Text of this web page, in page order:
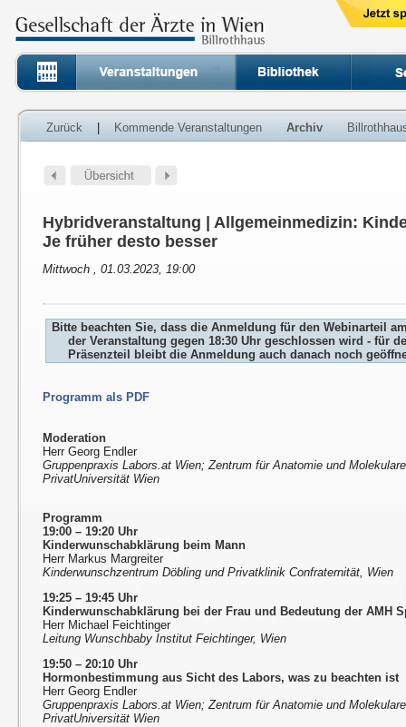
Zurück Kommende Veranstaltungen Archiv
Hybridveranstaltung | Allgemeinmedizin:
Je früher desto besser
Mittwoch , 01.03.2023, 19:00
Bitte beachten Sie, dass die Anmeldung für den Webinarteil
der Veranstaltung gegen 18:30 Uhr geschlossen wird - für
Präsenzteil bleibt die Anmeldung auch danach noch
Programm als PDF
Moderation
Herr Georg Endler
Gruppenpraxis Labors.at Wien; Zentrum für Anatomie und
PrivatUniversität Wien
Programm
19:00 – 19:20 Uhr
Kinderwunschabklärung beim Mann
Herr Markus Margreiter
Kinderwunschzentrum Döbling und Privatklinik Confraternität, Wien
19:25 – 19:45 Uhr
Kinderwunschabklärung bei der Frau und Bedeutung der AMH
Herr Michael Feichtinger
Leitung Wunschbaby Institut Feichtinger, Wien
19:50 – 20:10 Uhr
Hormonbestimmung aus Sicht des Labors, was zu beachten ist
Herr Georg Endler
Gruppenpraxis Labors.at Wien; Zentrum für Anatomie und
PrivatUniversität Wien